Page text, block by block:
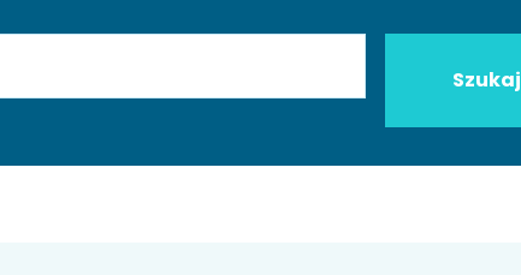
Szukaj